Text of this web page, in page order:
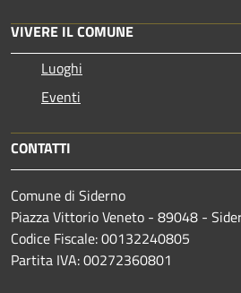
VIVERE IL COMUNE
Luoghi
Eventi
CONTATTI
Comune di Siderno
Piazza Vittorio Veneto - 89048 -
Codice Fiscale: 00132240805
Partita IVA: 00272360801